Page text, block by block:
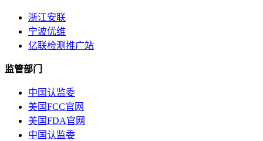
浙江安联
宁波优维
亿联检测推广站
监管部门
中国认监委
美国FCC官网
美国FDA官网
中国认监委